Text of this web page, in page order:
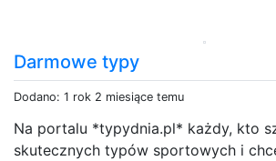
Darmowe typy
Dodano: 1 rok 2 miesiące temu
Na portalu *typydnia.pl* każdy, kto
skutecznych typów sportowych i